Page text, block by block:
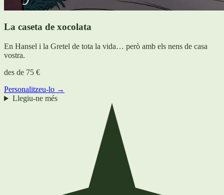
La caseta de xocolata
En Hansel i la Gretel de tota la vida… però amb els nens de casa
vostra.
des de 75 €
Personalitzeu-lo →
Llegiu-ne més